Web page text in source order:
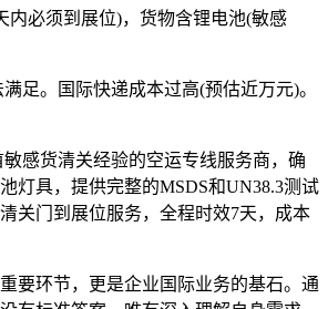
内必须到展位)，货物含锂电池(敏感
足。国际快递成本过高(预估近万元)。
感货清关经验的空运专线服务商，确
灯具，提供完整的MSDS和UN38.3测试
关门到展位服务，全程时效7天，成本
要环节，更是企业国际业务的基石。通